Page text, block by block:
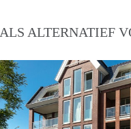
ALS ALTERNATIEF